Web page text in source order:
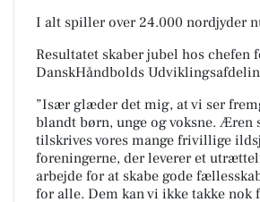
I alt spiller over 24.000 nordjyder
Resultatet skaber jubel hos chefen
DanskHåndbolds
”Især glæder det mig, at vi ser
blandt børn, unge og voksne. Æren
tilskrives vores mange frivillige
foreningerne, der leverer et
arbejde for at skabe gode
for alle. Dem kan vi ikke takke nok